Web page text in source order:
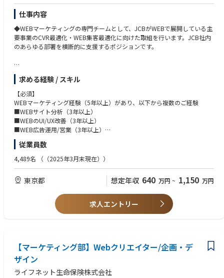
仕事内容
◆WEBマーケティングの専門チームとして、JCBがWEBで展開している主
要事業のCVR最適化・WEB集客最適化に向けた取組を行います。JCB社内
のあらゆる部署を横断的に支援するポジションです。
<仕事内容>
■サイト改善（CVR最適化に向けたPDCA）
■WEB広告最適化
■SEO対策
■その他：上記業務執行に必要なツールや、有用な最新WEBテクノロジー
の提案や活用
＜当職の魅力＞
JCBのWEBマーケティング専門チームの一員として、サイト分析・広告運
用・SEO対策など、
幅広い実務経験でスキルを習得し、JCBの全社・横断的なWEBマーケティ
求める経験 / スキル
【必須】
WEBマーケティング経験（5年以上）があり、以下から複数のご経験
■WEBサイト分析（3年以上）
■WEBのUI/UX改善（3年以上）
■WEB広告運用/営業（3年以上）
■SEO対策（3年以上）
【歓迎】
験
■HTML/CSS、JavaScriptなど、WEBフロントエンドに関する知識
【求める人物像】
■論理的思考力のある方
方
■自走的・主体的に業務推進ができ、積極的な施策提案できる方
従業員数
4,489名 （（2025年3月末現在））
東京都 想定年収 640 万円 ~ 1,150 万円
求人エントリー
【マーケティング部】Webクリエイター/企画・デ
ザイン
ライフネット生命保険株式会社